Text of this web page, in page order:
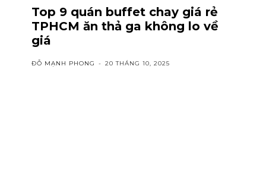
Top 9 quán buffet chay giá rẻ
TPHCM ăn thả ga không lo về
giá
ĐỖ MẠNH PHONG - 20 THÁNG 10, 2025